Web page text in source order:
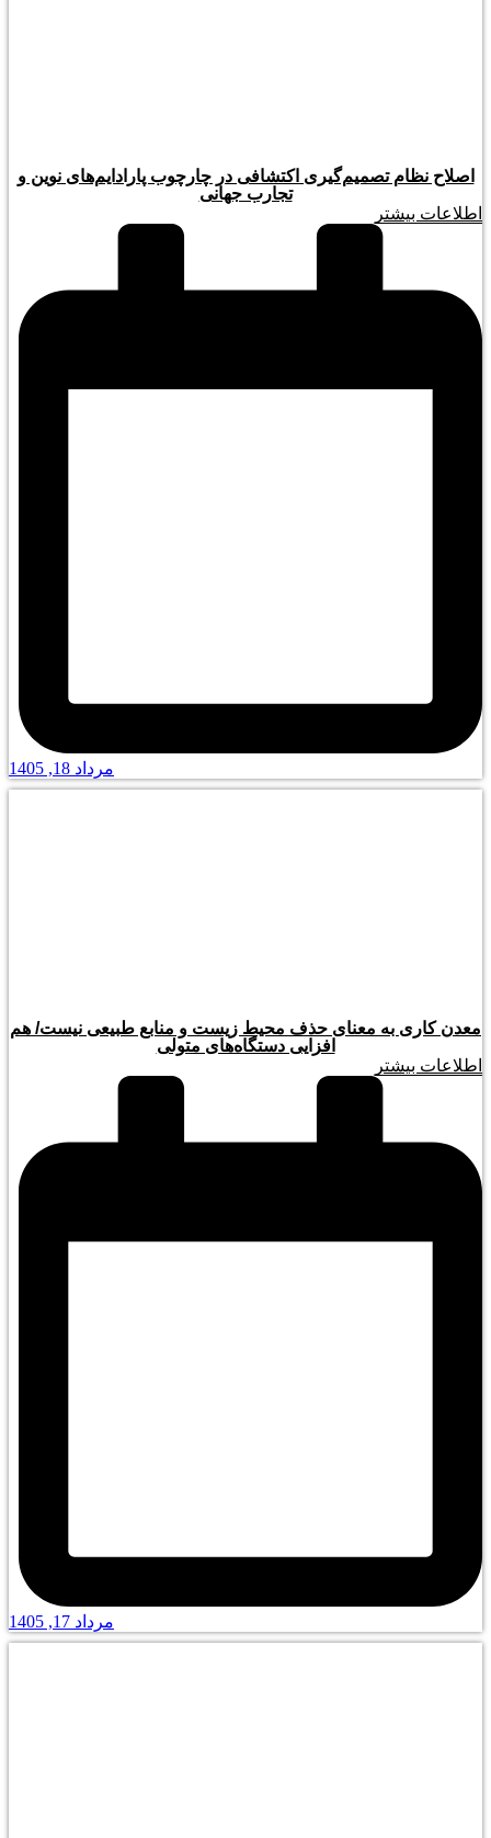
اصلاح نظام تصمیم‌گیری اکتشافی در چارچوب پارادایم‌های نوین و
تجارب جهانی
اطلاعات بیشتر
مرداد 18, 1405
معدن کاری به معنای حذف محیط زیست و منابع طبیعی نیست/ هم
افزایی دستگاه‌های متولی
اطلاعات بیشتر
مرداد 17, 1405